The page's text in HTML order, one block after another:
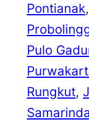
Pontianak,
Pulo
Rungkut,
Samarinda